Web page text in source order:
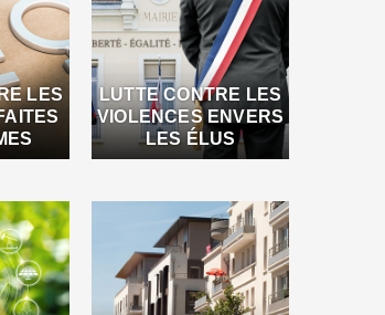
LES
LUTTE CONTRE LES
VIOLENCES ENVERS
LES ÉLUS